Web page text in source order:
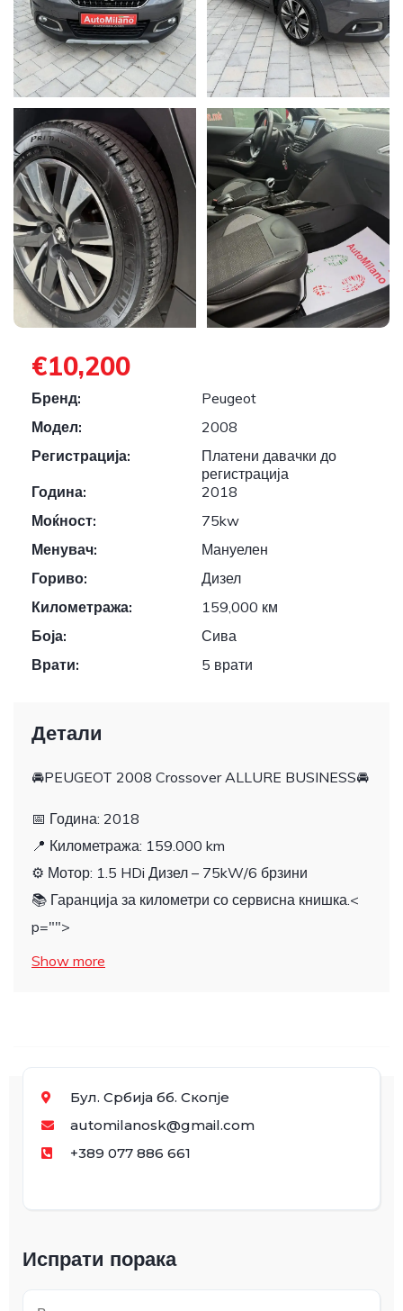
€10,200
Бренд:
Peugeot
Модел:
2008
Регистрација:
Платени давачки до
регистрација
Година:
2018
Моќност:
75kw
Менувач:
Мануелен
Гориво:
Дизел
Километража:
159,000 км
Боја:
Сива
Врати:
5 врати
Детали
🚘PEUGEOT 2008 Crossover ALLURE BUSINESS🚘
📅 Година: 2018
📍 Километража: 159.000 km
⚙️ Мотор: 1.5 HDi Дизел – 75kW/6 брзини
📚 Гаранција за километри со сервисна книшка.<
p="">
Show more
Бул. Србија бб. Скопје
automilanosk@gmail.com
+389 077 886 661
Испрати порака